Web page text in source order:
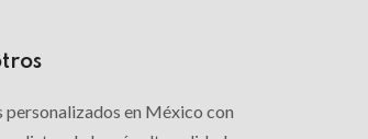
en México con